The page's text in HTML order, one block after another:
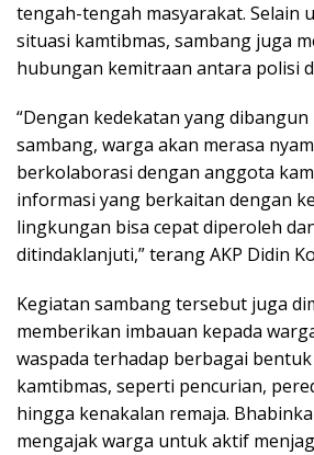
tengah-tengah masyarakat. Selain
situasi kamtibmas, sambang juga
hubungan kemitraan antara polisi
“Dengan kedekatan yang
sambang, warga akan merasa
berkolaborasi dengan anggota
informasi yang berkaitan dengan
lingkungan bisa cepat diperoleh
ditindaklanjuti,” terang AKP Didin
Kegiatan sambang tersebut juga
memberikan imbauan kepada
waspada terhadap berbagai
kamtibmas, seperti pencurian,
hingga kenakalan remaja.
mengajak warga untuk aktif